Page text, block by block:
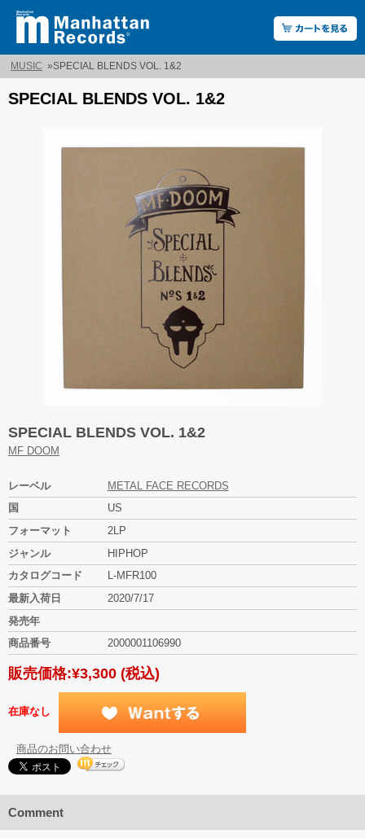
MUSIC »SPECIAL BLENDS VOL. 1&2
SPECIAL BLENDS VOL. 1&2
SPECIAL BLENDS VOL. 1&2
MF DOOM
レーベル
METAL FACE RECORDS
国
US
フォーマット
2LP
ジャンル
HIPHOP
カタログコード
L-MFR100
最新入荷日
2020/7/17
発売年
商品番号
2000001106990
販売価格:¥3,300 (税込)
在庫なし
商品のお問い合わせ
Comment